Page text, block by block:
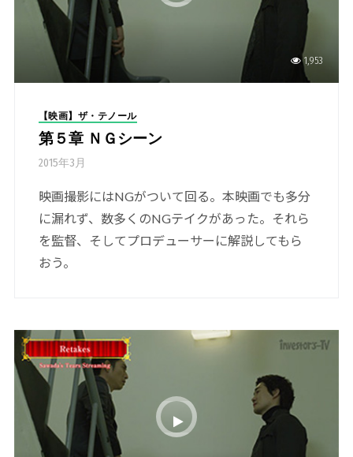
1,953
【映画】ザ・テノール
第５章 ＮＧシーン
2015年3月
映画撮影にはNGがついて回る。本映画でも多分
に漏れず、数多くのNGテイクがあった。それら
を監督、そしてプロデューサーに解説してもら
おう。